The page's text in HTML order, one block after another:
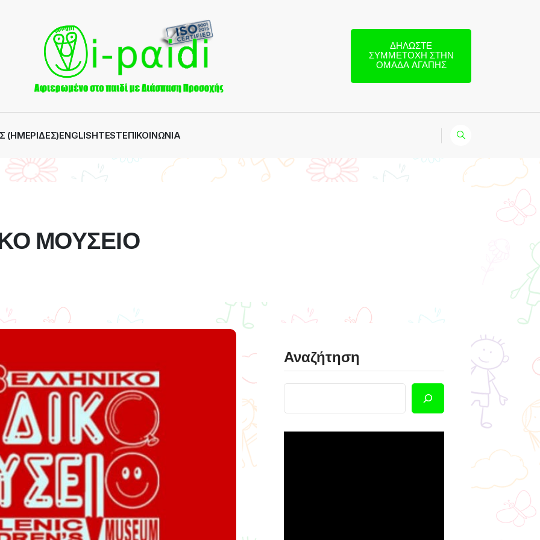
ΔΗΛΏΣΤΕ
ΣΥΜΜΕΤΟΧΉ ΣΤΗΝ
ΟΜΆΔΑ ΑΓΆΠΗΣ
(ΗΜΕΡΊΔΕΣ)ENGLISHTESTΕΠΙΚΟΙΝΩΝΊΑ
ΜΟΥΣΕΙΟ
Αναζήτηση